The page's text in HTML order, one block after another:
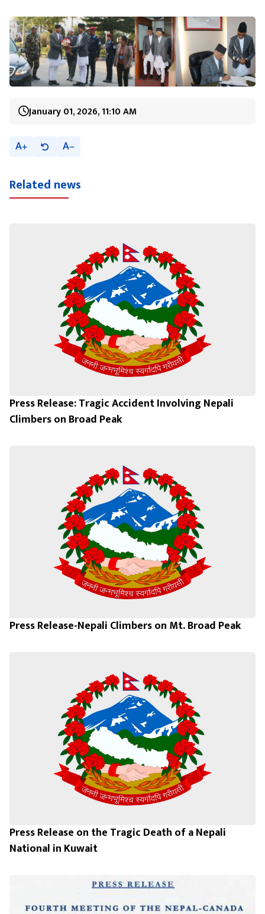
January 01, 2026, 11:10 AM
A A
Related news
Press Release: Tragic Accident Involving Nepali
Climbers on Broad Peak
Press Release-Nepali Climbers on Mt. Broad Peak
Press Release on the Tragic Death of a Nepali
National in Kuwait